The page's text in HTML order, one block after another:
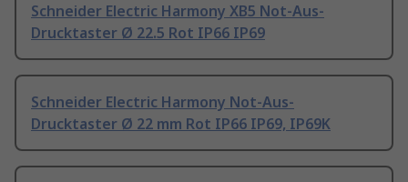
Schneider Electric Harmony XB5 Not-Aus-
Drucktaster Ø 22.5 Rot IP66 IP69
Schneider Electric Harmony Not-Aus-
Drucktaster Ø 22 mm Rot IP66 IP69, IP69K